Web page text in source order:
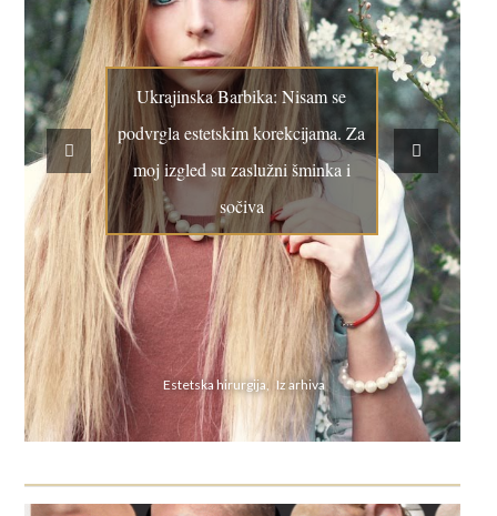
Ukrajinska Barbika: Nisam se
podvrgla estetskim korekcijama. Za
moj izgled su zaslužni šminka i
sočiva
Estetska hirurgija, Iz arhiva